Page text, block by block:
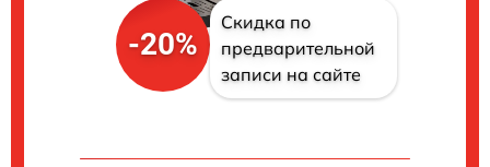
-20%
Скидка по
предварительной
записи на сайте